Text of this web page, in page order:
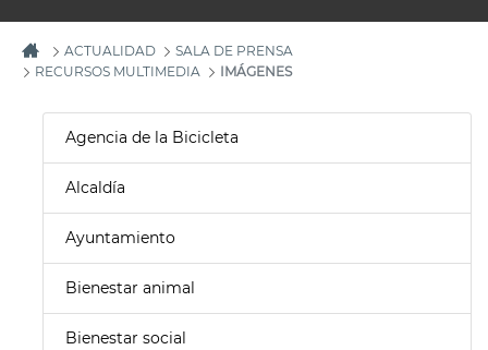
ACTUALIDAD
SALA DE PRENSA
RECURSOS MULTIMEDIA
IMÁGENES
Agencia de la Bicicleta
Alcaldía
Ayuntamiento
Bienestar animal
Bienestar social